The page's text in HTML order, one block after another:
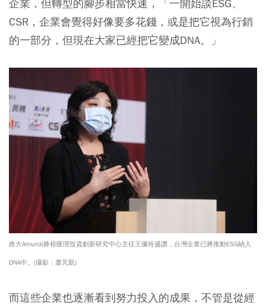
企業，但轉型的腳步相當快速，「一開始談ESG、
CSR，企業會覺得好像要多花錢，或是把它視為行銷
的一部分，但現在大家已經把它變成DNA。 」
政大Amundi鋒裕匯理投資創新研究中心主任王儷玲盛讚，台灣企業已將推動ESG納入
DNA中。(攝影：蕭芃凱)
而這些企業也逐漸看到努力投入的成果，不管是從經